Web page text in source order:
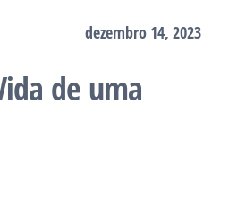
dezembro 14, 2023
de uma